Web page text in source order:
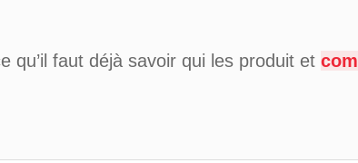
qu’il faut déjà savoir qui les produit et com